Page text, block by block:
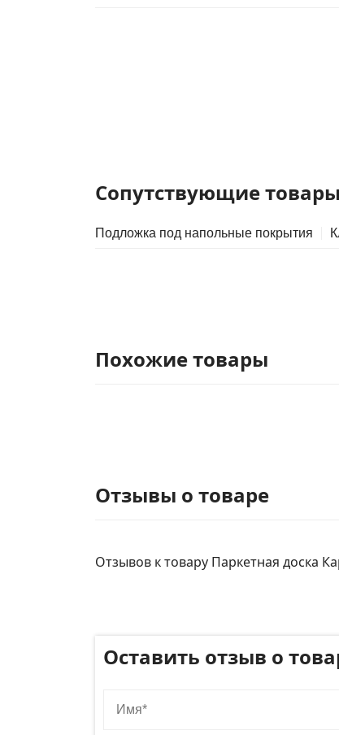
Сопутствующие товары
Подложка под напольные покрытия
Похожие товары
Отзывы о товаре
Отзывов к товару Паркетная доска
Оставить отзыв о